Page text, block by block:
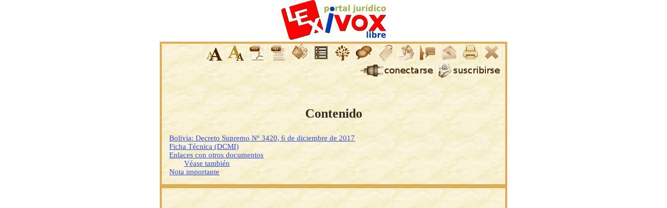
Contenido
Bolivia: Decreto Supremo Nº 3420, 6 de diciembre de 2017
Ficha Técnica (DCMI)
Enlaces con otros documentos
Véase también
Nota importante